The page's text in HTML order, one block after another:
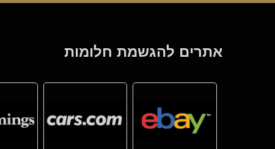
אתרים להגשמת חלומות